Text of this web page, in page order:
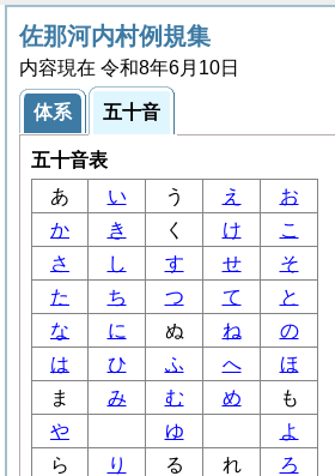
佐那河内村例規集
内容現在 令和8年6月10日
体系 五十音
五十音表
あ
い う え
お
か
き く け
こ
さ
し す せ
そ
た
ち つ て
と
な
に ぬ ね
の
は
ひ ふ へ
ほ
ま
み む め
も
や
ゆ
よ
ら
り る れ
ろ